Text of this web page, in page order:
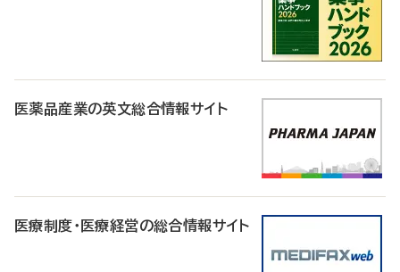
医薬品産業の英文総合情報サイト
医療制度・医療経営の総合情報サイト